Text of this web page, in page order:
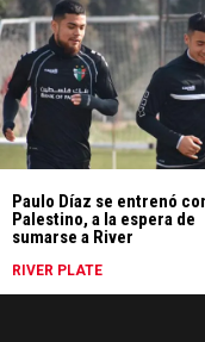
Paulo Díaz se entrenó
Palestino, a la espera de
sumarse a River
RIVER PLATE